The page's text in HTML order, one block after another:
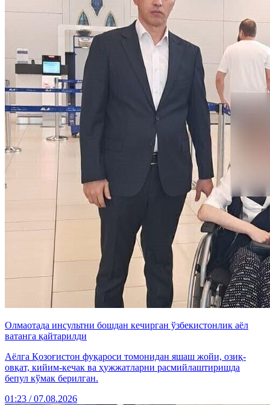
Олмаотада инсультни бошдан кечирган ўзбекистонлик аёл
ватанга қайтарилди
Аёлга Қозоғистон фуқароси томонидан яшаш жойи, озиқ-
овқат, кийим-кечак ва ҳужжатларни расмийлаштиришда
бепул кўмак берилган.
01:23 / 07.08.2026